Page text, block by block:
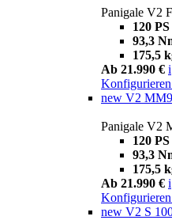
Panigale V2
120 PS
93,3
175,5
Ab 21.990 € i
Konfigurieren
new V2
Panigale V2
120 PS
93,3
175,5
Ab 21.990 € i
Konfigurieren
new V2 S